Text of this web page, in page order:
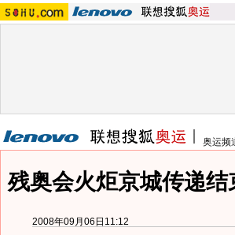
奥运频
残奥会火炬京城传递
2008年09月06日11:12